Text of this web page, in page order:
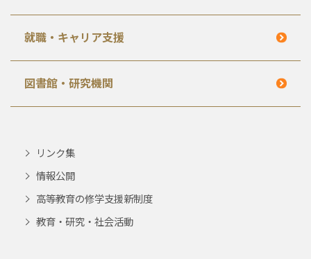
就職・キャリア支援
図書館・研究機関
リンク集
情報公開
高等教育の修学支援新制度
教育・研究・社会活動